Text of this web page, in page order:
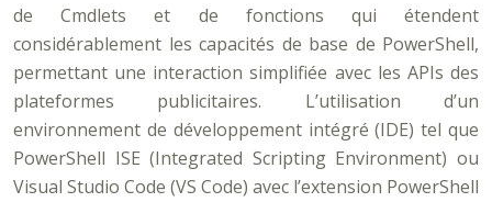
de Cmdlets et de fonctions qui étendent
considérablement les capacités de base de PowerShell,
permettant une interaction simplifiée avec les APIs des
plateformes publicitaires. L’utilisation d’un
environnement de développement intégré (IDE) tel que
PowerShell ISE (Integrated Scripting Environment) ou
Visual Studio Code (VS Code) avec l’extension PowerShell